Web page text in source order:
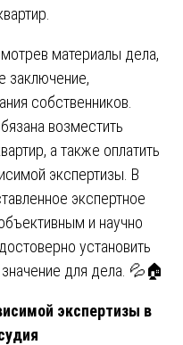
материалы дела,
заключение,
собственников.
возместить
а также оплатить
экспертизы. В
экспертное
и научно
установить
для дела. 💦🏠
экспертизы в